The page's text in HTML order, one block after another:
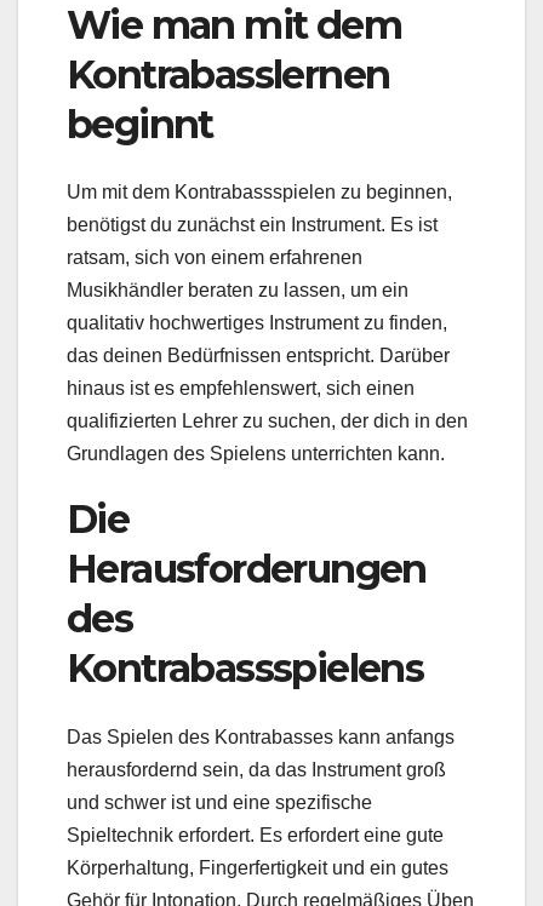
Wie man mit dem
Kontrabasslernen
beginnt
Um mit dem Kontrabassspielen zu beginnen,
benötigst du zunächst ein Instrument. Es ist
ratsam, sich von einem erfahrenen
Musikhändler beraten zu lassen, um ein
qualitativ hochwertiges Instrument zu finden,
das deinen Bedürfnissen entspricht. Darüber
hinaus ist es empfehlenswert, sich einen
qualifizierten Lehrer zu suchen, der dich in den
Grundlagen des Spielens unterrichten kann.
Die
Herausforderungen
des
Kontrabassspielens
Das Spielen des Kontrabasses kann anfangs
herausfordernd sein, da das Instrument groß
und schwer ist und eine spezifische
Spieltechnik erfordert. Es erfordert eine gute
Körperhaltung, Fingerfertigkeit und ein gutes
Gehör für Intonation. Durch regelmäßiges Üben